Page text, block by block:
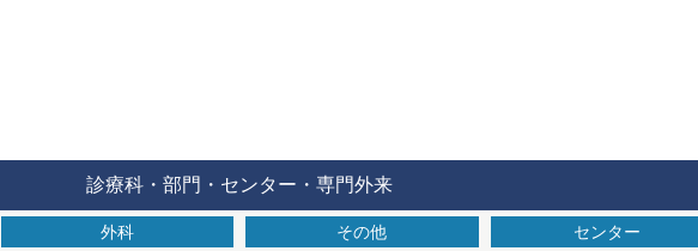
診療科・部門・センター・専門外来
外科 その他 センター